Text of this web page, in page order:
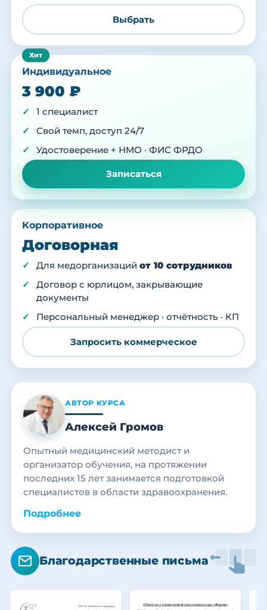
Выбрать
Индивидуальное
3 900 ₽
1 специалист
Свой темп, доступ 24/7
Удостоверение + НМО · ФИС ФРДО
Записаться
Корпоративное
Договорная
Для медорганизаций от 10 сотрудников
Договор с юрлицом, закрывающие
документы
Персональный менеджер · отчётность · КП
Запросить коммерческое
АВТОР КУРСА
Алексей Громов
Опытный медицинский методист и
организатор обучения, на протяжении
последних 15 лет занимается подготовкой
специалистов в области здравоохранения.
Подробнее
Благодарственные письма